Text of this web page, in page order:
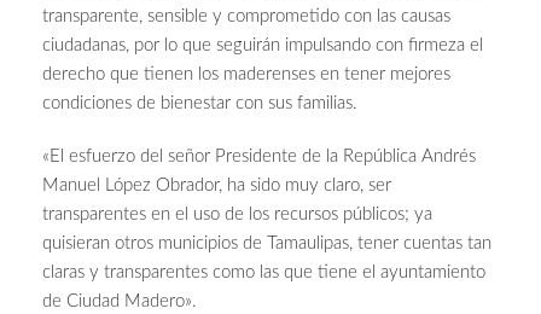
transparente, sensible y comprometido con las causas
ciudadanas, por lo que seguirán impulsando con firmeza el
derecho que tienen los maderenses en tener mejores
condiciones de bienestar con sus familias.
«El esfuerzo del señor Presidente de la República Andrés
Manuel López Obrador, ha sido muy claro, ser
transparentes en el uso de los recursos públicos; ya
quisieran otros municipios de Tamaulipas, tener cuentas tan
claras y transparentes como las que tiene el ayuntamiento
de Ciudad Madero».